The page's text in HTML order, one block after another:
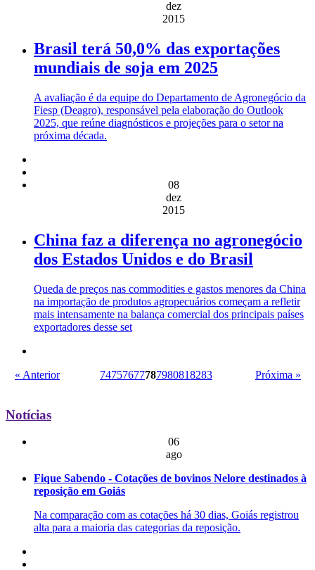
dez
2015
Brasil terá 50,0% das exportações
mundiais de soja em 2025
A avaliação é da equipe do Departamento de Agronegócio da
Fiesp (Deagro), responsável pela elaboração do Outlook
2025, que reúne diagnósticos e projeções para o setor na
próxima década.
08
dez
2015
China faz a diferença no agronegócio
dos Estados Unidos e do Brasil
Queda de preços nas commodities e gastos menores da China
na importação de produtos agropecuários começam a refletir
mais intensamente na balança comercial dos principais países
exportadores desse set
« Anterior 74757677787980818283 Próxima »
Notícias
06
ago
Fique Sabendo - Cotações de bovinos Nelore destinados à
reposição em Goiás
Na comparação com as cotações há 30 dias, Goiás registrou
alta para a maioria das categorias da reposição.